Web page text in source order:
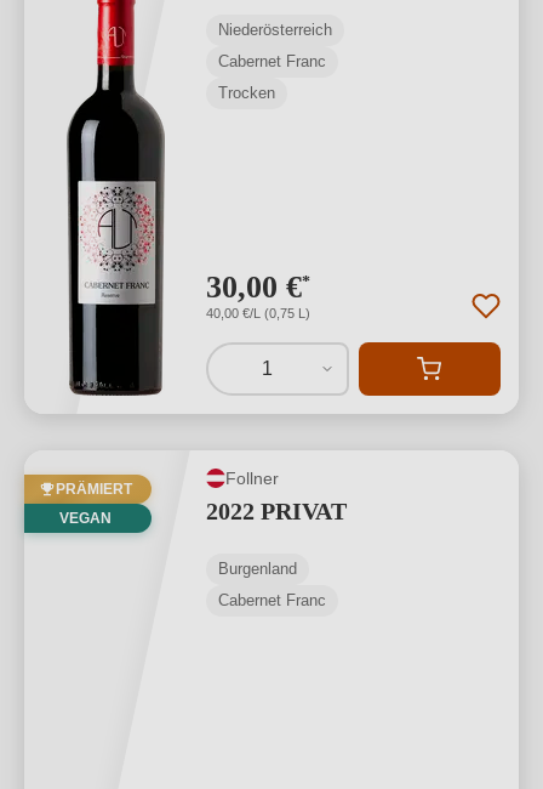
Niederösterreich
Cabernet Franc
Trocken
30,00 €*
40,00 €/L (0,75 L)
1
PRÄMIERT
VEGAN
Follner
2022 PRIVAT
Burgenland
Cabernet Franc